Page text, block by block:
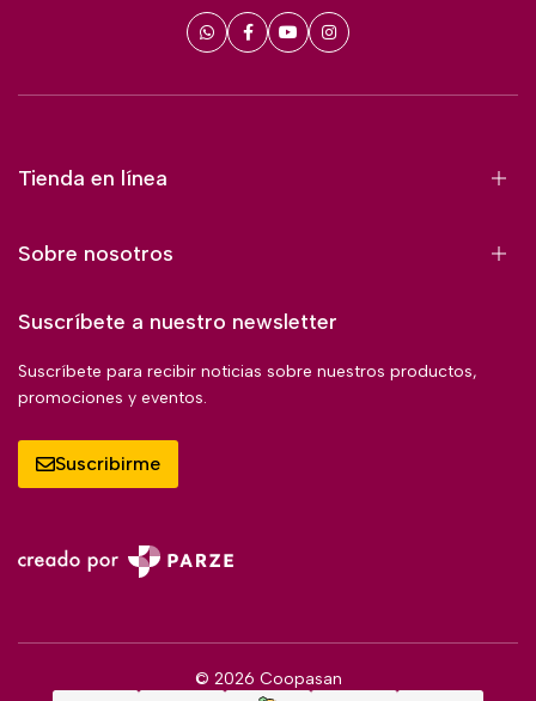
Tienda en línea
Sobre nosotros
Suscríbete a nuestro newsletter
Suscríbete para recibir noticias sobre nuestros productos,
promociones y eventos.
Suscribirme
© 2026 Coopasan